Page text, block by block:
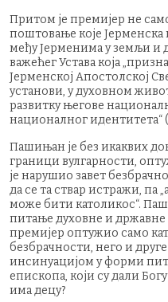
Притом је премијер не
поштовање које
међу Јерменима у земљи и
важећег Устава која
Јерменској Апостолској
установи, у духовном
развитку његове
националног идентитета“ (
Пашињан је без икаквих
граници вулгарности,
је нарушио завет
да се та ствар истражи, па
може бити католикос“.
питање духовне и државне
премијер оптужио само
безбрачности, него и
инсинуацијом у форми
епископа, који су дали
има децу?